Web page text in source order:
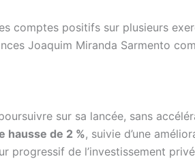
positifs sur plusieurs
Joaquim Miranda Sarmento
sur sa lancée, sans
hausse de 2 %, suivie d’une
de l’investissement